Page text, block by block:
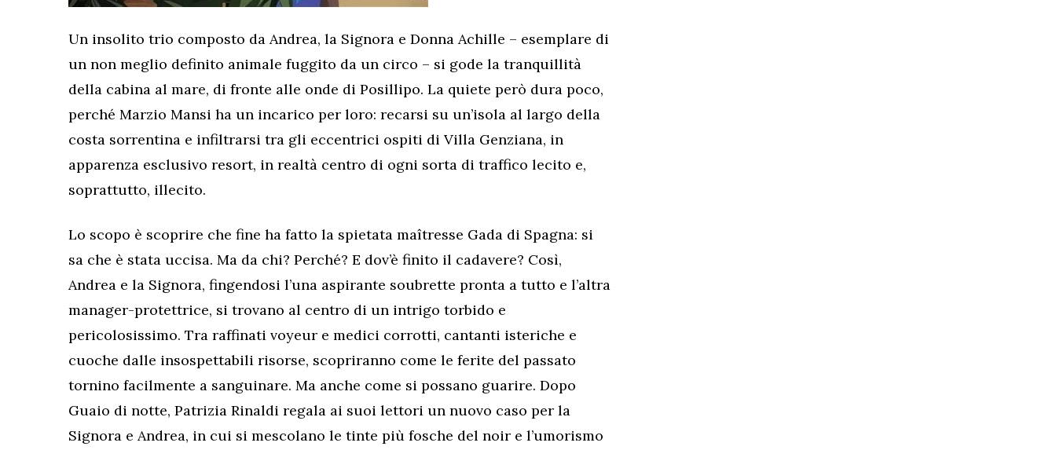
Un insolito trio composto da Andrea, la Signora e Donna Achille – esemplare di
un non meglio definito animale fuggito da un circo – si gode la tranquillità
della cabina al mare, di fronte alle onde di Posillipo. La quiete però dura poco,
perché Marzio Mansi ha un incarico per loro: recarsi su un’isola al largo della
costa sorrentina e infiltrarsi tra gli eccentrici ospiti di Villa Genziana, in
apparenza esclusivo resort, in realtà centro di ogni sorta di traffico lecito e,
soprattutto, illecito.
Lo scopo è scoprire che fine ha fatto la spietata maîtresse Gada di Spagna: si
sa che è stata uccisa. Ma da chi? Perché? E dov’è finito il cadavere? Così,
Andrea e la Signora, fingendosi l’una aspirante soubrette pronta a tutto e l’altra
manager-protettrice, si trovano al centro di un intrigo torbido e
pericolosissimo. Tra raffinati voyeur e medici corrotti, cantanti isteriche e
cuoche dalle insospettabili risorse, scopriranno come le ferite del passato
tornino facilmente a sanguinare. Ma anche come si possano guarire. Dopo
Guaio di notte, Patrizia Rinaldi regala ai suoi lettori un nuovo caso per la
Signora e Andrea, in cui si mescolano le tinte più fosche del noir e l’umorismo